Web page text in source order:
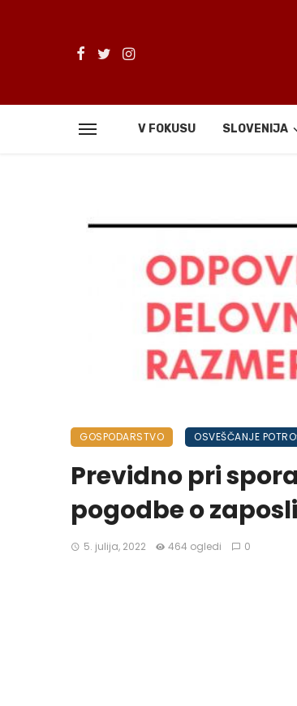
V FOKUSU SLOVENIJA
GOSPODARSTVO OSVEŠČANJE
Previdno pri
pogodbe o
5. julija, 2022 464 ogledi 0